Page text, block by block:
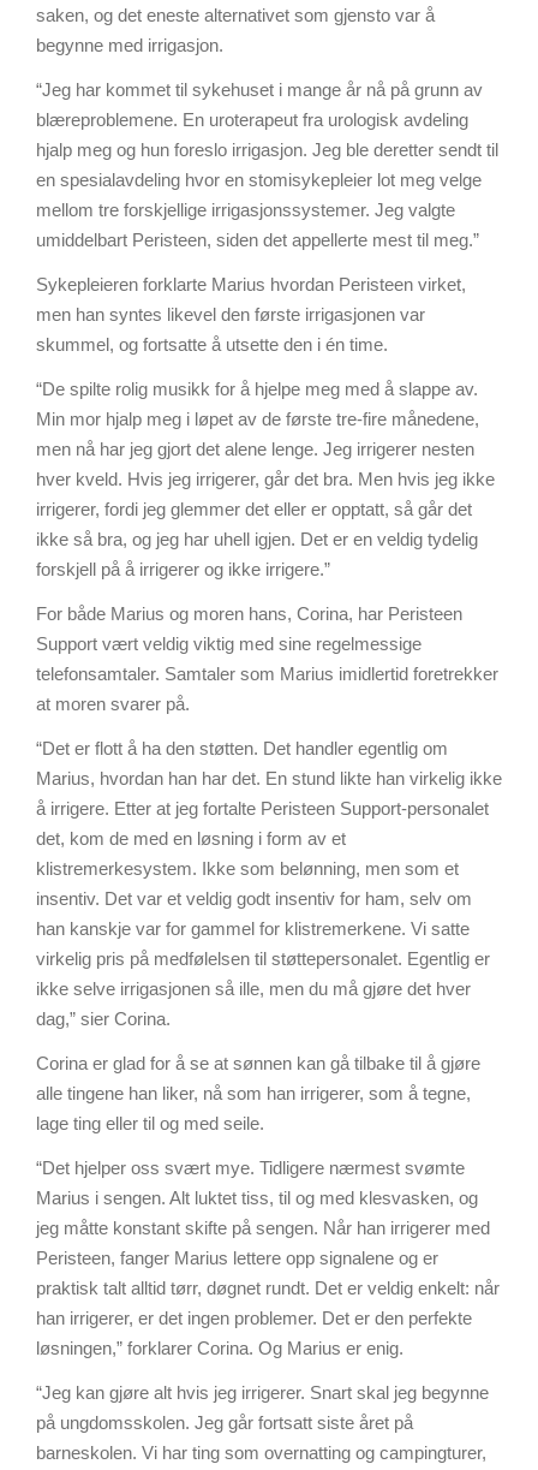
saken, og det eneste alternativet som gjensto var å
begynne med irrigasjon.
“Jeg har kommet til sykehuset i mange år nå på grunn av
blæreproblemene. En uroterapeut fra urologisk avdeling
hjalp meg og hun foreslo irrigasjon. Jeg ble deretter sendt til
en spesialavdeling hvor en stomisykepleier lot meg velge
mellom tre forskjellige irrigasjonssystemer. Jeg valgte
umiddelbart Peristeen, siden det appellerte mest til meg.”
Sykepleieren forklarte Marius hvordan Peristeen virket,
men han syntes likevel den første irrigasjonen var
skummel, og fortsatte å utsette den i én time.
“De spilte rolig musikk for å hjelpe meg med å slappe av.
Min mor hjalp meg i løpet av de første tre-fire månedene,
men nå har jeg gjort det alene lenge. Jeg irrigerer nesten
hver kveld. Hvis jeg irrigerer, går det bra. Men hvis jeg ikke
irrigerer, fordi jeg glemmer det eller er opptatt, så går det
ikke så bra, og jeg har uhell igjen. Det er en veldig tydelig
forskjell på å irrigerer og ikke irrigere.”
For både Marius og moren hans, Corina, har Peristeen
Support vært veldig viktig med sine regelmessige
telefonsamtaler. Samtaler som Marius imidlertid foretrekker
at moren svarer på.
“Det er flott å ha den støtten. Det handler egentlig om
Marius, hvordan han har det. En stund likte han virkelig ikke
å irrigere. Etter at jeg fortalte Peristeen Support-personalet
det, kom de med en løsning i form av et
klistremerkesystem. Ikke som belønning, men som et
insentiv. Det var et veldig godt insentiv for ham, selv om
han kanskje var for gammel for klistremerkene. Vi satte
virkelig pris på medfølelsen til støttepersonalet. Egentlig er
ikke selve irrigasjonen så ille, men du må gjøre det hver
dag,” sier Corina.
Corina er glad for å se at sønnen kan gå tilbake til å gjøre
alle tingene han liker, nå som han irrigerer, som å tegne,
lage ting eller til og med seile.
“Det hjelper oss svært mye. Tidligere nærmest svømte
Marius i sengen. Alt luktet tiss, til og med klesvasken, og
jeg måtte konstant skifte på sengen. Når han irrigerer med
Peristeen, fanger Marius lettere opp signalene og er
praktisk talt alltid tørr, døgnet rundt. Det er veldig enkelt: når
han irrigerer, er det ingen problemer. Det er den perfekte
løsningen,” forklarer Corina. Og Marius er enig.
“Jeg kan gjøre alt hvis jeg irrigerer. Snart skal jeg begynne
på ungdomsskolen. Jeg går fortsatt siste året på
barneskolen. Vi har ting som overnatting og campingturer,